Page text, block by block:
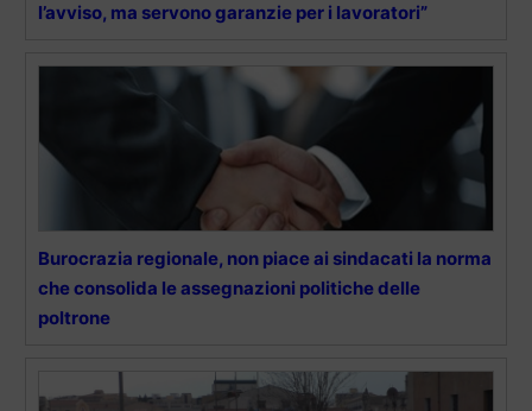
l’avviso, ma servono garanzie per i lavoratori”
Burocrazia regionale, non piace ai sindacati la norma
che consolida le assegnazioni politiche delle
poltrone